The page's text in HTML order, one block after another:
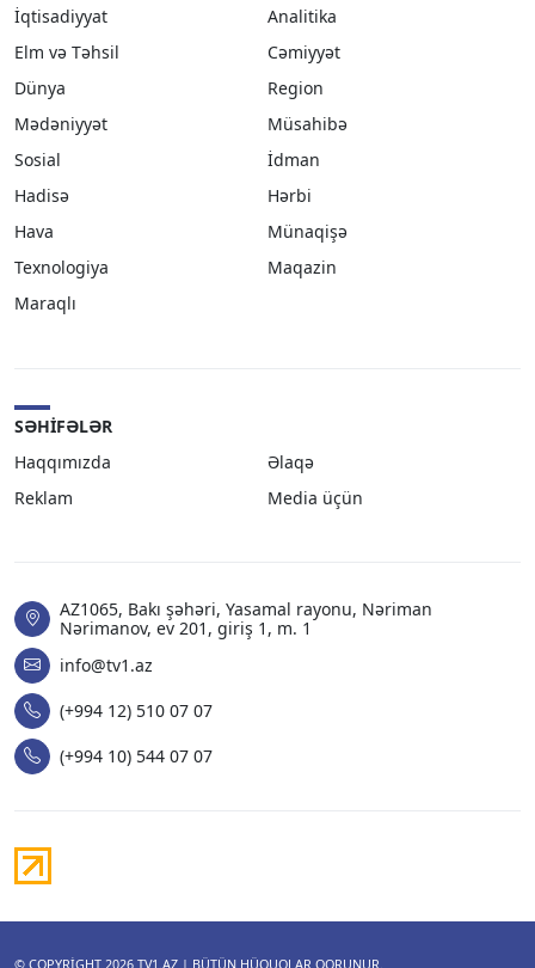
İqtisadiyyat
Analitika
Elm və Təhsil
Cəmiyyət
Dünya
Region
Mədəniyyət
Müsahibə
Sosial
İdman
Hadisə
Hərbi
Hava
Münaqişə
Texnologiya
Maqazin
Maraqlı
SƏHIFƏLƏR
Haqqımızda
Əlaqə
Reklam
Media üçün
AZ1065, Bakı şəhəri, Yasamal rayonu, Nəriman
Nərimanov, ev 201, giriş 1, m. 1
info@tv1.az
(+994 12) 510 07 07
(+994 10) 544 07 07
© COPYRIGHT 2026 TV1.AZ | BÜTÜN HÜQUQLAR QORUNUR.